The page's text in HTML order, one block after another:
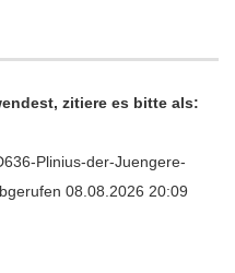
zitiere es bitte als:
Plinius-der-Juengere-
08.08.2026 20:09